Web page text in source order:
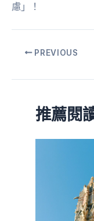
慮」！
PREVIOUS
推薦閱